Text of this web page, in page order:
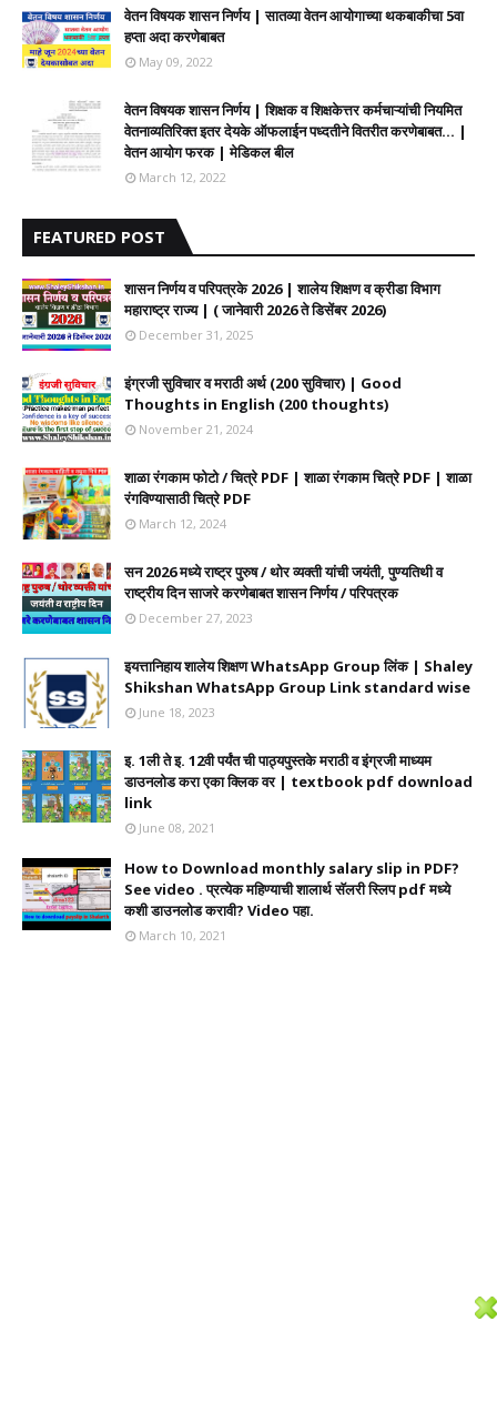
वेतन विषयक शासन निर्णय | सातव्या वेतन आयोगाच्या थकबाकीचा 5वा
हप्ता अदा करणेबाबत
May 09, 2022
वेतन विषयक शासन निर्णय | शिक्षक व शिक्षकेत्तर कर्मचाऱ्यांची नियमित
वेतनाव्यतिरिक्त इतर देयके ऑफलाईन पध्दतीने वितरीत करणेबाबत... |
वेतन आयोग फरक | मेडिकल बील
March 12, 2022
FEATURED POST
शासन निर्णय व परिपत्रके 2026 | शालेय शिक्षण व क्रीडा विभाग
महाराष्ट्र राज्य | ( जानेवारी 2026 ते डिसेंबर 2026)
December 31, 2025
इंग्रजी सुविचार व मराठी अर्थ (200 सुविचार) | Good
Thoughts in English (200 thoughts)
November 21, 2024
शाळा रंगकाम फोटो / चित्रे PDF | शाळा रंगकाम चित्रे PDF | शाळा
रंगविण्यासाठी चित्रे PDF
March 12, 2024
सन 2026 मध्ये राष्ट्र पुरुष / थोर व्यक्ती यांची जयंती, पुण्यतिथी व
राष्ट्रीय दिन साजरे करणेबाबत शासन निर्णय / परिपत्रक
December 27, 2023
इयत्तानिहाय शालेय शिक्षण WhatsApp Group लिंक | Shaley
Shikshan WhatsApp Group Link standard wise
June 18, 2023
इ. 1ली ते इ. 12वी पर्यंत ची पाठ्यपुस्तके मराठी व इंग्रजी माध्यम
डाउनलोड करा एका क्लिक वर | textbook pdf download
link
June 08, 2021
How to Download monthly salary slip in PDF?
See video . प्रत्येक महिण्याची शालार्थ सॅलरी स्लिप pdf मध्ये
कशी डाउनलोड करावी? Video पहा.
March 10, 2021